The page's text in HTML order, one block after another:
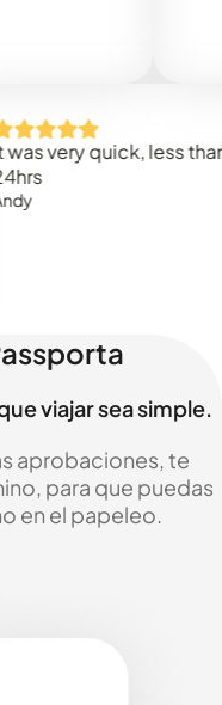
quick, less than
viajar sea simple.
aprobaciones, te
para que puedas
en el papeleo.